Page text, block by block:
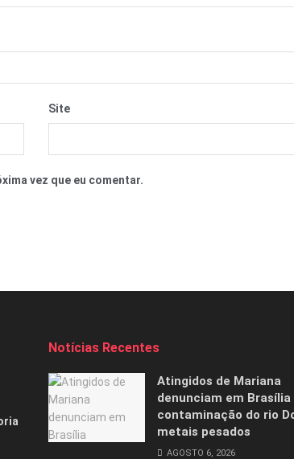
Site
vez que eu comentar.
Notícias Recentes
Atingidos de Mariana
denunciam em Brasília
contaminação do rio
metais pesados
AGOSTO 6, 2026